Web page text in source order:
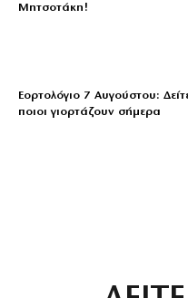
Μητσοτάκη!
Εορτολόγιο 7 Αυγούστου:
ποιοι γιορτάζουν σήμερα